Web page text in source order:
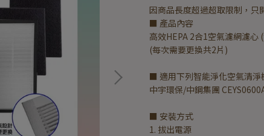
因商品長度超過超取限制，只
■ 產品內容
高效HEPA 2合1空氣濾網濾心
(每次需要更換共2片)
■ 適用下列智能淨化空氣清淨
中宇環保/中鋼集團
■ 安裝方式
1. 拔出電源